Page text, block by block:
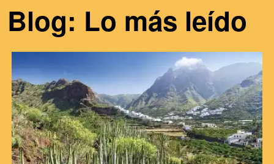
Blog: Lo más leído